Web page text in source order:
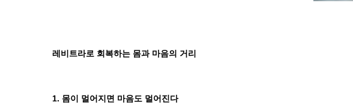
레비트라로 회복하는 몸과 마음의 거리
1. 몸이 멀어지면 마음도 멀어진다